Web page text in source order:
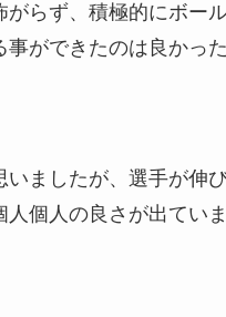
がらず、積極的にボー
事ができたのは良かっ
いましたが、選手が伸
人個人の良さが出てい